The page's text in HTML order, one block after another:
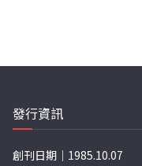
發行資訊
創刊日期｜1985.10.07